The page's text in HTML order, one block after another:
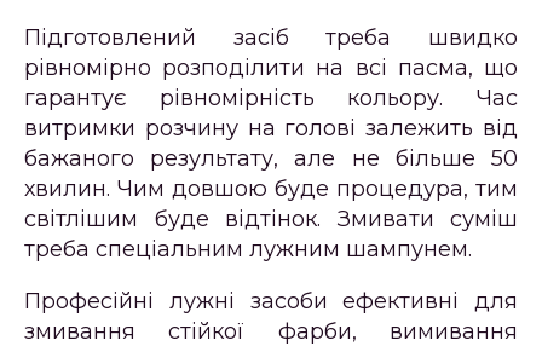
Підготовлений засіб треба швидко
рівномірно розподілити на всі пасма, що
гарантує рівномірність кольору. Час
витримки розчину на голові залежить від
бажаного результату, але не більше 50
хвилин. Чим довшою буде процедура, тим
світлішим буде відтінок. Змивати суміш
треба спеціальним лужним шампунем.
Професійні лужні засоби ефективні для
змивання стійкої фарби, вимивання